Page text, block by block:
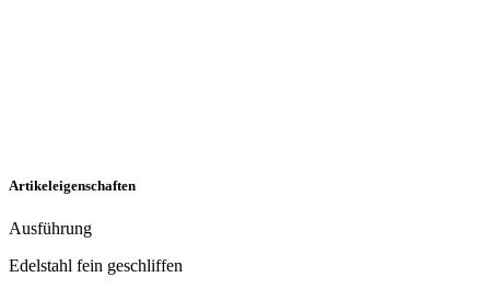
Artikeleigenschaften
Ausführung
Edelstahl fein geschliffen